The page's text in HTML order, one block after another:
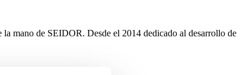
mano de SEIDOR. Desde el 2014 dedicado al desarrollo de